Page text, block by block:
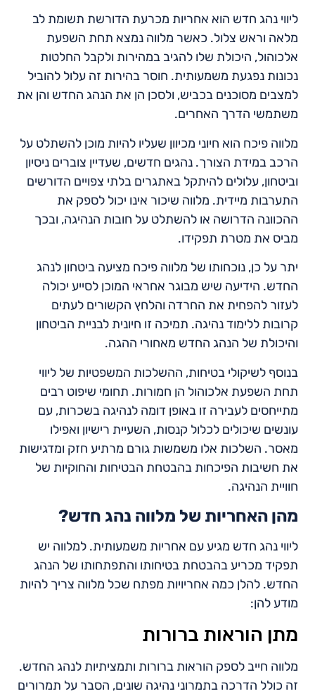
ליווי נהג חדש הוא אחריות מכרעת הדורשת תשומת לב
מלאה וראש צלול. כאשר מלווה נמצא תחת השפעת
אלכוהול, היכולת שלו להגיב במהירות ולקבל החלטות
נכונות נפגעת משמעותית. חוסר בהירות זה עלול להוביל
למצבים מסוכנים בכביש, ולסכן הן את הנהג החדש והן את
משתמשי הדרך האחרים.
מלווה פיכח הוא חיוני מכיוון שעליו להיות מוכן להשתלט על
הרכב במידת הצורך. נהגים חדשים, שעדיין צוברים ניסיון
וביטחון, עלולים להיתקל באתגרים בלתי צפויים הדורשים
התערבות מיידית. מלווה שיכור אינו יכול לספק את
ההכוונה הדרושה או להשתלט על חובות הנהיגה, ובכך
מביס את מטרת תפקידו.
יתר על כן, נוכחותו של מלווה פיכח מציעה ביטחון לנהג
החדש. הידיעה שיש מבוגר אחראי המוכן לסייע יכולה
לעזור להפחית את החרדה והלחץ הקשורים לעתים
קרובות ללימוד נהיגה. תמיכה זו חיונית לבניית הביטחון
והיכולת של הנהג החדש מאחורי ההגה.
בנוסף לשיקולי בטיחות, ההשלכות המשפטיות של ליווי
תחת השפעת אלכוהול הן חמורות. תחומי שיפוט רבים
מתייחסים לעבירה זו באופן דומה לנהיגה בשכרות, עם
עונשים שיכולים לכלול קנסות, השעיית רישיון ואפילו
מאסר. השלכות אלו משמשות גורם מרתיע חזק ומדגישות
את חשיבות הפיכחות בהבטחת הבטיחות והחוקיות של
חוויית הנהיגה.
מהן האחריות של מלווה נהג חדש?
ליווי נהג חדש מגיע עם אחריות משמעותית. למלווה יש
תפקיד מכריע בהבטחת בטיחותו והתפתחותו של הנהג
החדש. להלן כמה אחריויות מפתח שכל מלווה צריך להיות
מודע להן:
מתן הוראות ברורות
מלווה חייב לספק הוראות ברורות ותמציתיות לנהג החדש.
זה כולל הדרכה בתמרוני נהיגה שונים, הסבר על תמרורים